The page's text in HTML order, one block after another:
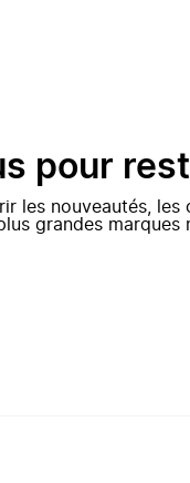
pour
les nouveautés,
grandes marques